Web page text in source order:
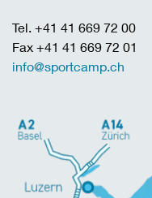
Tel. +41 41 669 72 00
Fax +41 41 669 72 01
info@sportcamp.ch